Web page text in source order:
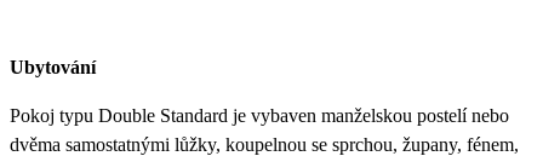
Ubytování
Pokoj typu Double Standard je vybaven manželskou postelí nebo
dvěma samostatnými lůžky, koupelnou se sprchou, župany, fénem,